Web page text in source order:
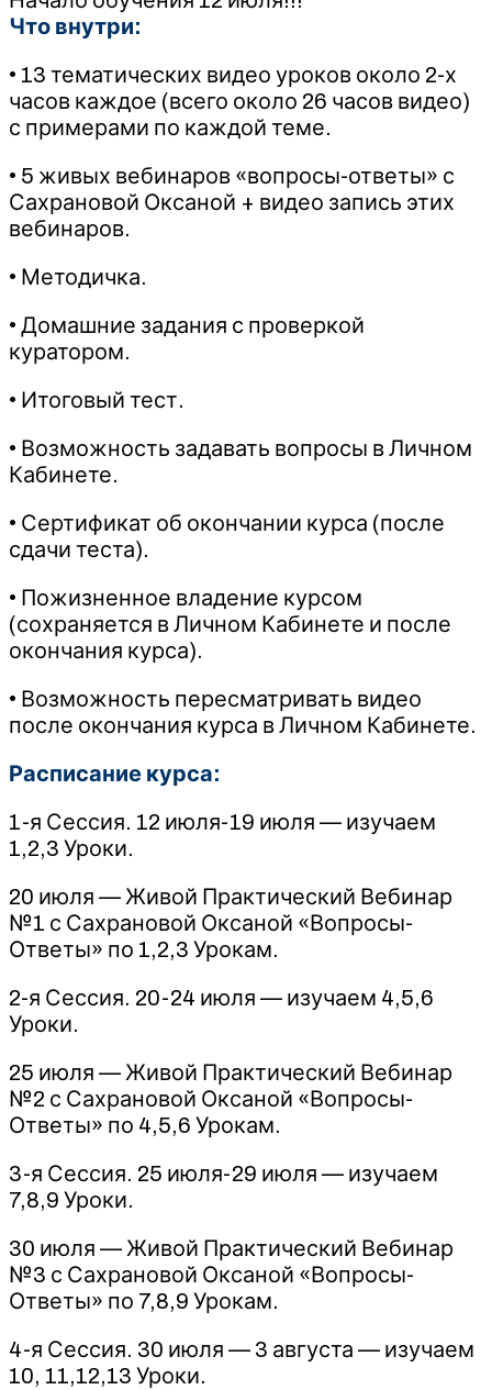
Что внутри:
• 13 тематических видео уроков около 2-х
часов каждое (всего около 26 часов видео)
с примерами по каждой теме.
• 5 живых вебинаров «вопросы-ответы» с
Сахрановой Оксаной + видео запись этих
вебинаров.
• Методичка.
• Домашние задания с проверкой
куратором.
• Итоговый тест.
• Возможность задавать вопросы в Личном
Кабинете.
• Сертификат об окончании курса (после
сдачи теста).
• Пожизненное владение курсом
(сохраняется в Личном Кабинете и после
окончания курса).
• Возможность пересматривать видео
после окончания курса в Личном Кабинете.
Расписание курса:
1-я Сессия. 12 июля-19 июля — изучаем
1,2,3 Уроки.
20 июля — Живой Практический Вебинар
№1 с Сахрановой Оксаной «Вопросы-
Ответы» по 1,2,3 Урокам.
2-я Сессия. 20-24 июля — изучаем 4,5,6
Уроки.
25 июля — Живой Практический Вебинар
№2 с Сахрановой Оксаной «Вопросы-
Ответы» по 4,5,6 Урокам.
3-я Сессия. 25 июля-29 июля — изучаем
7,8,9 Уроки.
30 июля — Живой Практический Вебинар
№3 с Сахрановой Оксаной «Вопросы-
Ответы» по 7,8,9 Урокам.
4-я Сессия. 30 июля — 3 августа — изучаем
10, 11,12,13 Уроки.